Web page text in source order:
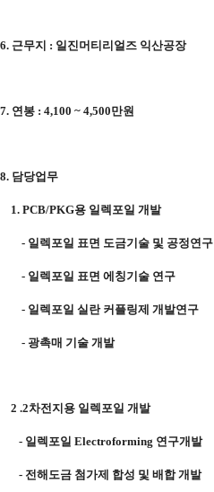
6. 근무지 : 일진머티리얼즈 익산공장
7. 연봉 : 4,100 ~ 4,500만원
8. 담당업무
1. PCB/PKG용 일렉포일 개발
- 일렉포일 표면 도금기술 및 공정연구
- 일렉포일 표면 에칭기술 연구
- 일렉포일 실란 커플링제 개발연구
- 광촉매 기술 개발
2 .2차전지용 일렉포일 개발
- 일렉포일 Electroforming 연구개발
- 전해도금 첨가제 합성 및 배합 개발